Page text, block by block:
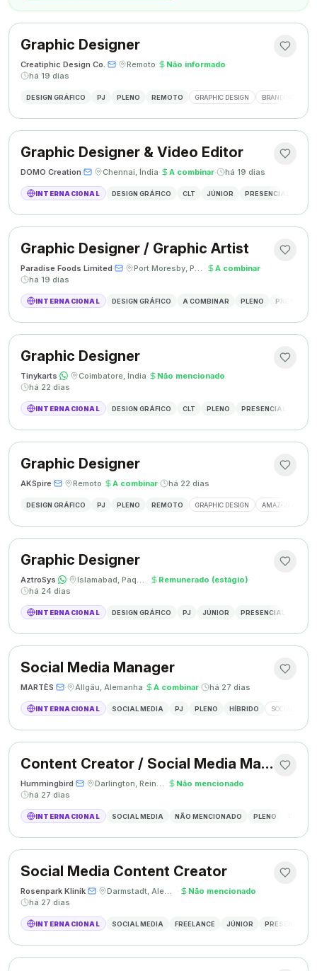
Graphic Designer
Creatiphic Design Co.· · Remoto· Não informado·
há 19 dias
DESIGN GRÁFICO PJ PLENO REMOTO GRAPHIC DESIGN BRANDING
Graphic Designer & Video Editor
DOMO Creation· · Chennai, Índia· A combinar· há 19 dias
INTERNACIONAL DESIGN GRÁFICO CLT JÚNIOR PRESENCIAL
Graphic Designer / Graphic Artist
Paradise Foods Limited· · Port Moresby, Papua Nova Guiné · A combinar·
há 19 dias
INTERNACIONAL DESIGN GRÁFICO A COMBINAR PLENO
Graphic Designer
Tinykarts· · Coimbatore, Índia· Não mencionado·
há 22 dias
INTERNACIONAL DESIGN GRÁFICO CLT PLENO PRESENCIAL
Graphic Designer
AKSpire· · Remoto· A combinar· há 22 dias
DESIGN GRÁFICO PJ PLENO REMOTO GRAPHIC DESIGN AMAZON A+
Graphic Designer
AztroSys· · Islamabad, Paquistão · Remunerado (estágio)·
há 24 dias
INTERNACIONAL DESIGN GRÁFICO PJ JÚNIOR PRESENCIAL
Social Media Manager
MARTÈS· · Allgäu, Alemanha· A combinar· há 27 dias
INTERNACIONAL SOCIAL MEDIA PJ PLENO HÍBRIDO SOCIAL MEDIA
Content Creator / Social Media Manager
Hummingbird· · Darlington, Reino Unido · Não mencionado·
há 27 dias
INTERNACIONAL SOCIAL MEDIA NÃO MENCIONADO PLENO
Social Media Content Creator
Rosenpark Klinik· · Darmstadt, Alemanha · Não mencionado·
há 27 dias
INTERNACIONAL SOCIAL MEDIA FREELANCE JÚNIOR PRESENCIAL